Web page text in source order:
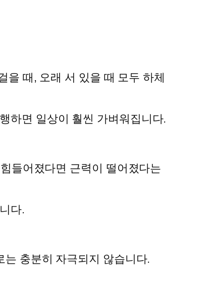
때, 오래 서 있을 때 모두 하체
하면 일상이 훨씬 가벼워집니다.
들어졌다면 근력이 떨어졌다는
다.
충분히 자극되지 않습니다.